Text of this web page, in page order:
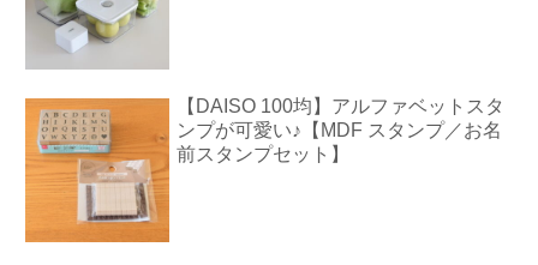
【DAISO 100均】アルファベットスタ
ンプが可愛い♪【MDF スタンプ／お名
前スタンプセット】